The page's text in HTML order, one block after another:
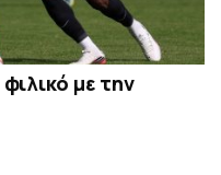
με την